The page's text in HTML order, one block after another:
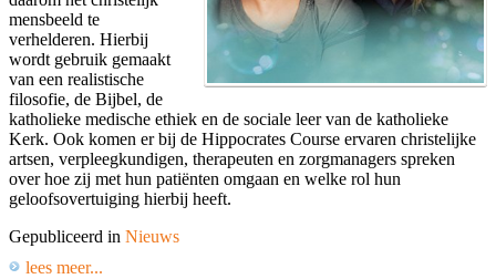
mensbeeld te
verhelderen. Hierbij
wordt gebruik gemaakt
van een realistische
filosofie, de Bijbel, de
katholieke medische ethiek en de sociale leer van de katholieke
Kerk. Ook komen er bij de Hippocrates Course ervaren christelijke
artsen, verpleegkundigen, therapeuten en zorgmanagers spreken
over hoe zij met hun patiënten omgaan en welke rol hun
geloofsovertuiging hierbij heeft.
Gepubliceerd in Nieuws
lees meer...